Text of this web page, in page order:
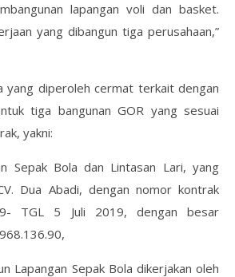
lapangan voli dan basket.
yang dibangun tiga perusahaan,”
yang diperoleh cermat terkait dengan
tiga bangunan GOR yang sesuai
yakni:
Sepak Bola dan Lintasan Lari, yang
Dua Abadi, dengan nomor kontrak
TGL 5 Juli 2019, dengan besar
Lapangan Sepak Bola dikerjakan oleh